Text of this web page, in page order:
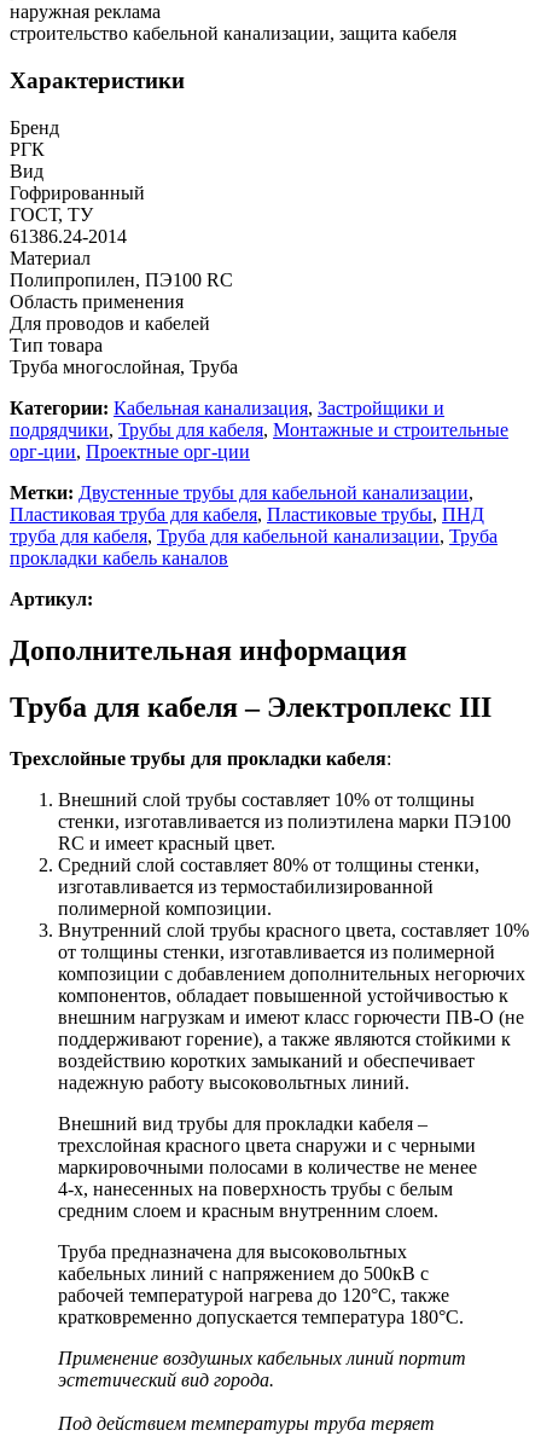
наружная реклама
строительство кабельной канализации, защита кабеля
Характеристики
Бренд
РГК
Вид
Гофрированный
ГОСТ, ТУ
61386.24-2014
Материал
Полипропилен, ПЭ100 RC
Область применения
Для проводов и кабелей
Тип товара
Труба многослойная, Труба
Категории: Кабельная канализация, Застройщики и
подрядчики, Трубы для кабеля, Монтажные и строительные
орг-ции, Проектные орг-ции
Метки: Двустенные трубы для кабельной канализации,
Пластиковая труба для кабеля, Пластиковые трубы, ПНД
труба для кабеля, Труба для кабельной канализации, Труба
прокладки кабель каналов
Артикул:
Дополнительная информация
Труба для кабеля – Электроплекс III
Трехслойные трубы для прокладки кабеля:
Внешний слой трубы составляет 10% от толщины
стенки, изготавливается из полиэтилена марки ПЭ100
RC и имеет красный цвет.
Средний слой составляет 80% от толщины стенки,
изготавливается из термостабилизированной
полимерной композиции.
Внутренний слой трубы красного цвета, составляет 10%
от толщины стенки, изготавливается из полимерной
композиции с добавлением дополнительных негорючих
компонентов, обладает повышенной устойчивостью к
внешним нагрузкам и имеют класс горючести ПВ-О (не
поддерживают горение), а также являются стойкими к
воздействию коротких замыканий и обеспечивает
надежную работу высоковольтных линий.
Внешний вид трубы для прокладки кабеля –
трехслойная красного цвета снаружи и с черными
маркировочными полосами в количестве не менее
4-х, нанесенных на поверхность трубы с белым
средним слоем и красным внутренним слоем.
Труба предназначена для высоковольтных
кабельных линий с напряжением до 500кВ с
рабочей температурой нагрева до 120°С, также
кратковременно допускается температура 180°С.
Применение воздушных кабельных линий портит
эстетический вид города.
Под действием температуры труба теряет